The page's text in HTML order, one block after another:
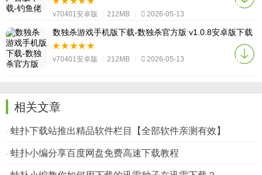
v70401安卓版 212MB 2026-05-13
数独杀游戏手机版下载-数独杀官方版 v1.0.8安卓版下载
v70401安卓版 212MB 2026-05-13
相关文章
蛙扑下载站推出精品软件栏目【全部软件亲测有效】
蛙扑小编分享百度网盘免费高速下载教程